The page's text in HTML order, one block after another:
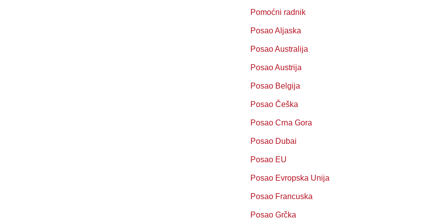
Pomoćni radnik
Posao Aljaska
Posao Australija
Posao Austrija
Posao Belgija
Posao Češka
Posao Crna Gora
Posao Dubai
Posao EU
Posao Evropska Unija
Posao Francuska
Posao Grčka